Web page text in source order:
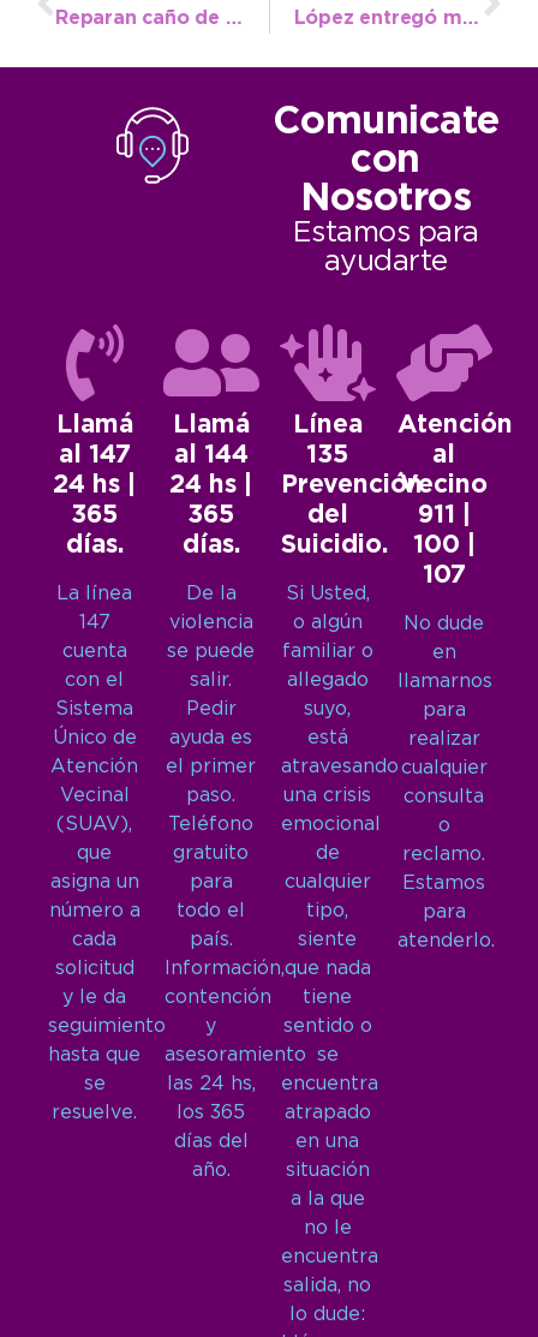
Reparan caño de agua colapsado por la suba de presión en el sistema López entregó material deportivo para los chicos de las escuelas abiertas de verano
Comunicate
con
Nosotros
Estamos para
ayudarte
Llamá
al 147
24 hs |
365
días.
La línea
147
cuenta
con el
Sistema
Único de
Atención
Vecinal
(SUAV),
que
asigna un
número a
cada
solicitud
y le da
seguimiento
hasta que
se
resuelve.
Llamá
al 144
24 hs |
365
días.
De la
violencia
se puede
salir.
Pedir
ayuda es
el primer
paso.
Teléfono
gratuito
para
todo el
país.
Información,
contención
y
asesoramiento
las 24 hs,
los 365
días del
año.
Línea
135
Prevención
del
Suicidio.
Si Usted,
o algún
familiar o
allegado
suyo,
está
atravesando
una crisis
emocional
de
cualquier
tipo,
siente
que nada
tiene
sentido o
se
encuentra
atrapado
en una
situación
a la que
no le
encuentra
salida, no
lo dude:
Atención
al
Vecino
911 |
100 |
107
No dude
en
llamarnos
para
realizar
cualquier
consulta
o
reclamo.
Estamos
para
atenderlo.